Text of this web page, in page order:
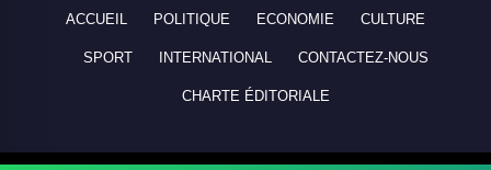
ACCUEIL POLITIQUE ECONOMIE CULTURE
SPORT INTERNATIONAL CONTACTEZ-NOUS
CHARTE ÉDITORIALE